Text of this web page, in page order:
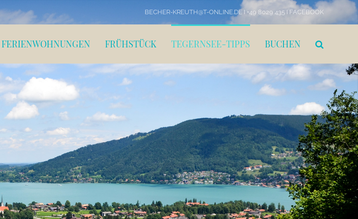
BECHER-KREUTH@T-ONLINE.DE I +49 8029 435 I FACEBOOK
FERIENWOHNUNGEN FRÜHSTÜCK TEGERNSEE-TIPPS BUCHEN